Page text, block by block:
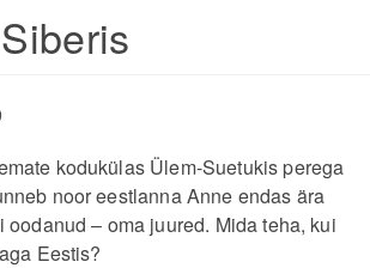
kodukülas Ülem-Suetukis perega
noor eestlanna Anne endas ära
oodanud – oma juured. Mida teha, kui
Eestis?